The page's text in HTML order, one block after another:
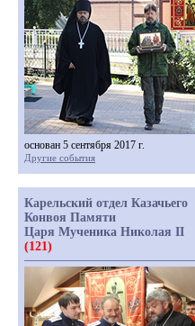
основан 5 сентября 2017 г.
Другие события
Карельский отдел Казачьего
Конвоя Памяти
Царя Мученика Николая II
(121)